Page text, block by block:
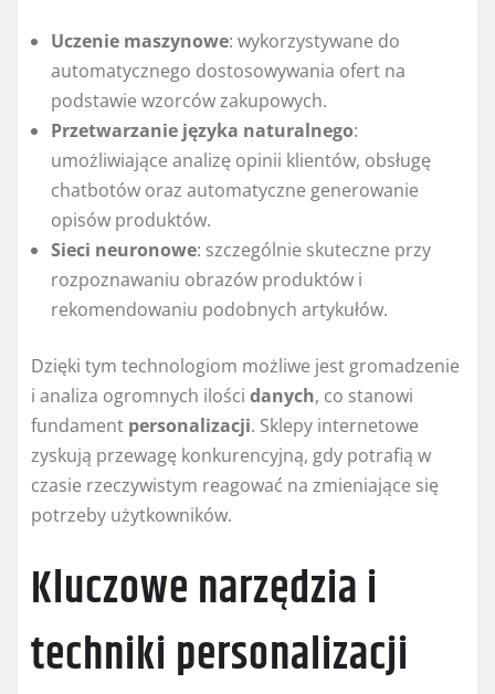
Uczenie maszynowe: wykorzystywane do
automatycznego dostosowywania ofert na
podstawie wzorców zakupowych.
Przetwarzanie języka naturalnego:
umożliwiające analizę opinii klientów, obsługę
chatbotów oraz automatyczne generowanie
opisów produktów.
Sieci neuronowe: szczególnie skuteczne przy
rozpoznawaniu obrazów produktów i
rekomendowaniu podobnych artykułów.
Dzięki tym technologiom możliwe jest gromadzenie
i analiza ogromnych ilości danych, co stanowi
fundament personalizacji. Sklepy internetowe
zyskują przewagę konkurencyjną, gdy potrafią w
czasie rzeczywistym reagować na zmieniające się
potrzeby użytkowników.
Kluczowe narzędzia i
techniki personalizacji